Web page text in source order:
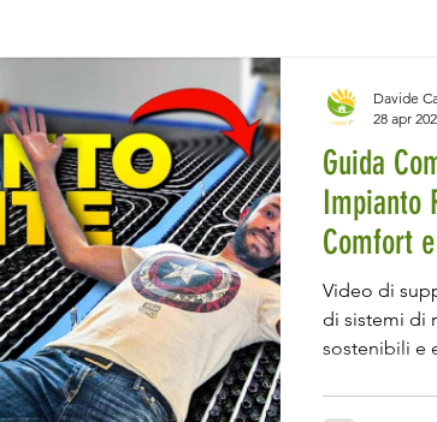
Fancoil
Intervista Eventi e Premiazioni
Bonus e Incentivi La Ristrutturazione
Guida
Impianto
Comfort
Video di
di sistemi di
sostenibili e
Davide
28 apr